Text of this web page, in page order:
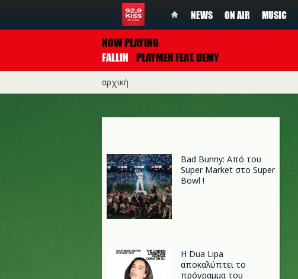
NEWS ON AIR MUSIC
NOW PLAYING
FALLIN
PLAYMEN FEAT. DEMY
αρχική
Bad Bunny: Από του
Super Market στο Super
Bowl !
Η Dua Lipa
αποκαλύπτει το
πρόγραμμα του